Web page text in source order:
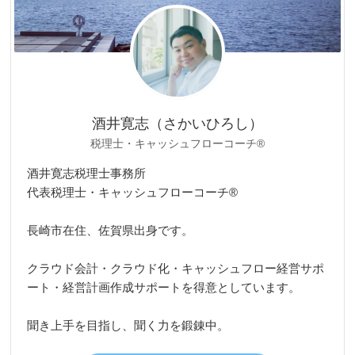
酒井寛志（さかいひろし）
税理士・キャッシュフローコーチ®
酒井寛志税理士事務所
代表税理士・キャッシュフローコーチ®
長崎市在住、佐賀県出身です。
クラウド会計・クラウド化・キャッシュフロー経営サポ
ート・経営計画作成サポートを得意としています。
聞き上手を目指し、聞く力を鍛錬中。